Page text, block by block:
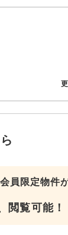
員限定物件
閲覧可能！